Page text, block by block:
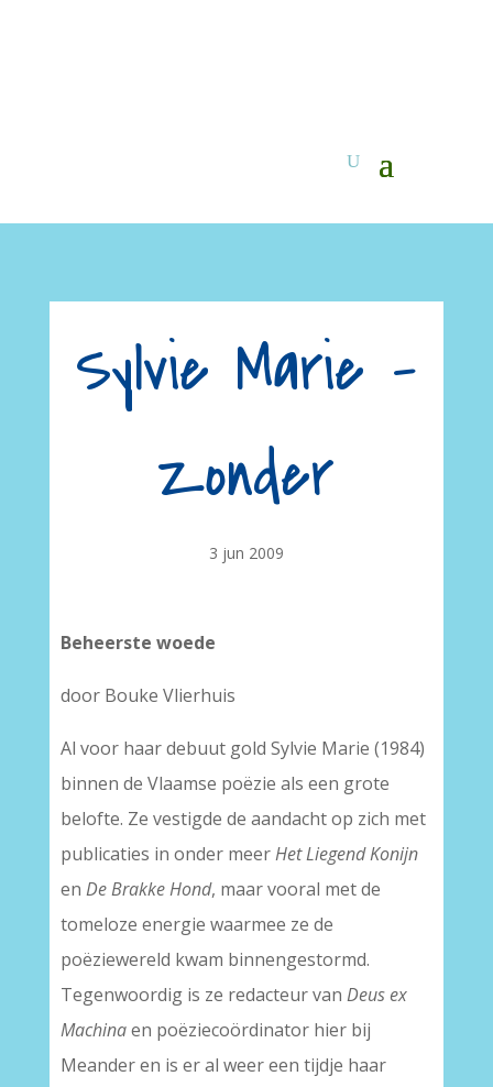
Sylvie Marie –
Zonder
3 jun 2009
Beheerste woede
door Bouke Vlierhuis
Al voor haar debuut gold Sylvie Marie (1984)
binnen de Vlaamse poëzie als een grote
belofte. Ze vestigde de aandacht op zich met
publicaties in onder meerHet Liegend Konijn
en De Brakke Hond, maar vooral met de
tomeloze energie waarmee ze de
poëziewereld kwam binnengestormd.
Tegenwoordig is ze redacteur van Deus ex
Machinaen poëziecoördinator hier bij
Meander en is er al weer een tijdje haar